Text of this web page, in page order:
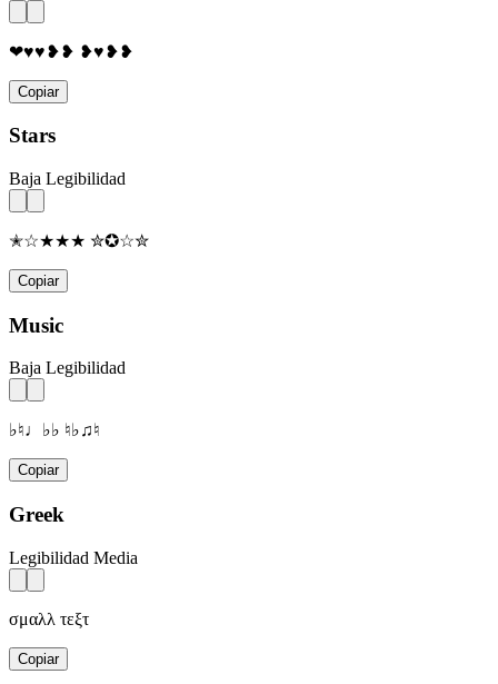
❤♥♥❥❥ ❥♥❥❥
Copiar
Stars
Baja Legibilidad
✭☆★★★ ✮✪☆✮
Copiar
Music
Baja Legibilidad
♭♮♩♭♭ ♮♭♫♮
Copiar
Greek
Legibilidad Media
σμαλλ τεξτ
Copiar